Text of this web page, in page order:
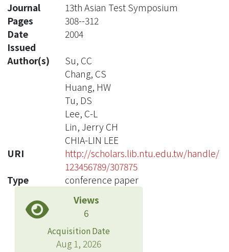
Journal
13th Asian Test Symposium
Pages
308--312
Date
Issued
2004
Author(s)
Su, CC
Chang, CS
Huang, HW
Tu, DS
Lee, C-L
Lin, Jerry CH
CHIA-LIN LEE
URI
http://scholars.lib.ntu.edu.tw/handle/
123456789/307875
Type
conference paper
Views
6
Acquisition Date
Aug 1, 2026